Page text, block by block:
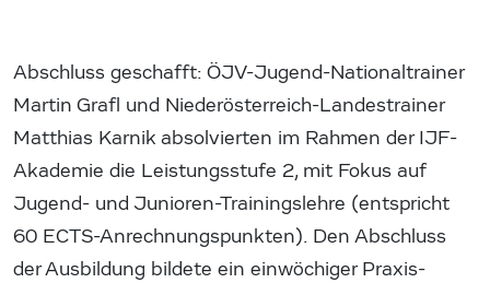
Abschluss geschafft: ÖJV-Jugend-Nationaltrainer
Martin Grafl und Niederösterreich-Landestrainer
Matthias Karnik absolvierten im Rahmen der IJF-
Akademie die Leistungsstufe 2, mit Fokus auf
Jugend- und Junioren-Trainingslehre (entspricht
60 ECTS-Anrechnungspunkten). Den Abschluss
der Ausbildung bildete ein einwöchiger Praxis-